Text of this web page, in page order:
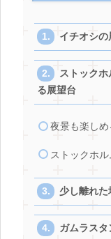
イチオシ
ストック
る展望台
夜景も楽しめ
ストックホ
少し離れ
ガムラス